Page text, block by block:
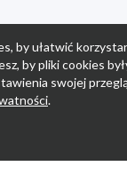
by ułatwić
by pliki cookies
swojej
.